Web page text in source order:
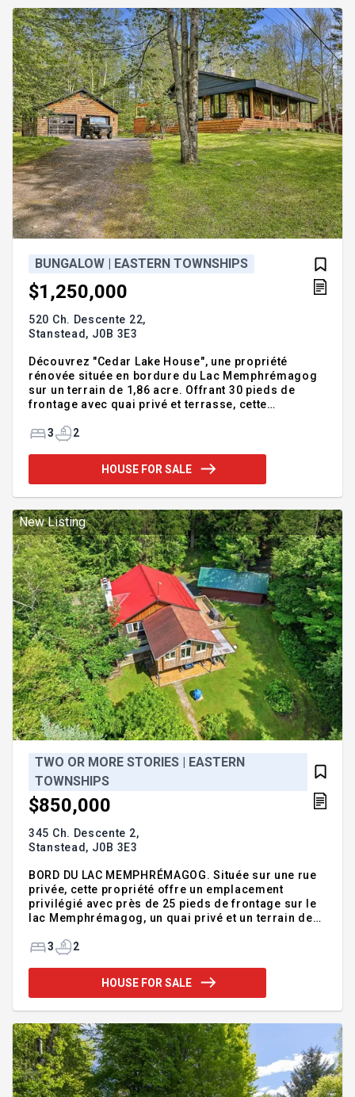
simplicité et nature se rencontrent. À découvrir
rapidement!
BUNGALOW | EASTERN TOWNSHIPS
$1,250,000
520 Ch. Descente 22,
Stanstead, J0B 3E3
Découvrez "Cedar Lake House", une propriété
rénovée située en bordure du Lac Memphrémagog
sur un terrain de 1,86 acre. Offrant 30 pieds de
frontage avec quai privé et terrasse, cette
l'intimité et la simplicité. L'intérieur contemporain
boutique, deux chambres supplémentaires et une
salle de bains complète. Garage double, vaste
possibilité d'un terrain de pickleball ou de tennis.
Située à proximité de la frontière amé
3 2
HOUSE FOR SALE
New Listing
TWO OR MORE STORIES | EASTERN
TOWNSHIPS
$850,000
345 Ch. Descente 2,
Stanstead, J0B 3E3
BORD DU LAC MEMPHRÉMAGOG. Située sur une rue
privée, cette propriété offre un emplacement
privilégié avec près de 25 pieds de frontage sur le
lac Memphrémagog, un quai privé et un terrain de
avec plafond cathédrale, 3 chambres à coucher, 2
et un sauna. Une occasion exceptionnelle pour
rénover, agrandir ou réaliser votre projet dans l'un
Memphrémagog Rare opportunité d'acquérir une
propriété
3 2
HOUSE FOR SALE